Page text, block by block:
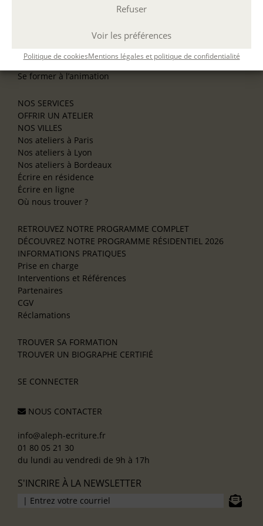
Refuser
Voir les préférences
Politique de cookiesMentions légales et politique de confidentialité
La fabrique du manuscrit
Les stages pour artistes-auteurs
Se former à la biographie
Se former à l’animation
NOS SERVICES
OFFRIR UN ATELIER
NOS VILLES
Nos ateliers à Paris
Nos ateliers à Lyon
Nos ateliers à Bordeaux
Écrire en résidence
Écrire en ligne
Où nous trouver ?
RETROUVEZ NOTRE PROGRAMME COMPLET
DÉCOUVREZ NOTRE PROGRAMME RÉSIDENTIEL 2026
INFORMATIONS PRATIQUES
Prise en charge
Interventions et Références
Partenaires
CGV
Réclamations
TROUVER SA FORMATION
TROUVER UN BIOGRAPHE CERTIFIÉ
SE CONNECTER
NOUS CONTACTER
info@aleph-ecriture.fr
01 80 05 21 30
du lundi au vendredi de 9h à 17h
S'INCRIRE À LA NEWSLETTER